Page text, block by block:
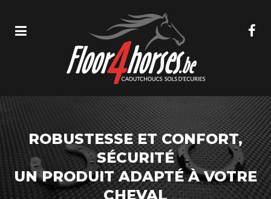
ROBUSTESSE ET CONFORT,
SÉCURITÉ
UN PRODUIT ADAPTÉ À VOTRE
CHEVAL